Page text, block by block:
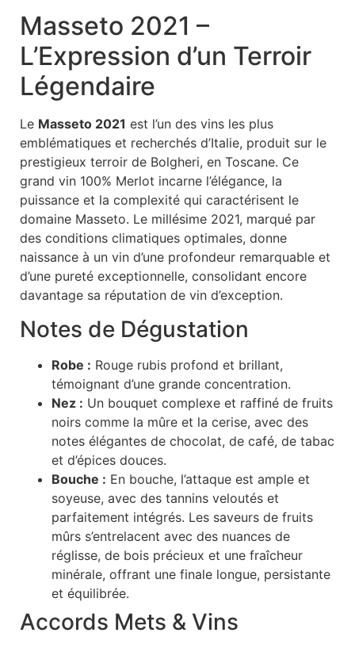
Masseto 2021 –
L’Expression d’un Terroir
Légendaire
Le Masseto 2021 est l’un des vins les plus
emblématiques et recherchés d’Italie, produit sur le
prestigieux terroir de Bolgheri, en Toscane. Ce
grand vin 100% Merlot incarne l’élégance, la
puissance et la complexité qui caractérisent le
domaine Masseto. Le millésime 2021, marqué par
des conditions climatiques optimales, donne
naissance à un vin d’une profondeur remarquable et
d’une pureté exceptionnelle, consolidant encore
davantage sa réputation de vin d’exception.
Notes de Dégustation
Robe : Rouge rubis profond et brillant,
témoignant d’une grande concentration.
Nez : Un bouquet complexe et raffiné de fruits
noirs comme la mûre et la cerise, avec des
notes élégantes de chocolat, de café, de tabac
et d’épices douces.
Bouche : En bouche, l’attaque est ample et
soyeuse, avec des tannins veloutés et
parfaitement intégrés. Les saveurs de fruits
mûrs s’entrelacent avec des nuances de
réglisse, de bois précieux et une fraîcheur
minérale, offrant une finale longue, persistante
et équilibrée.
Accords Mets & Vins